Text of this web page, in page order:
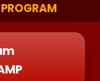
PROGRAM